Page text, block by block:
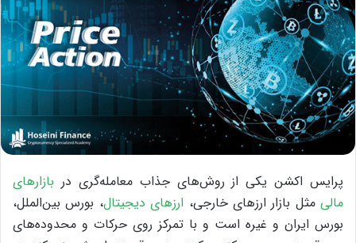
پرایس اکشن یکی از روش‌های جذاب معامله‌گری در بازارهای
مالی مثل بازار ارزهای خارجی، ارزهای دیجیتال، بورس بین‌الملل،‌
بورس ایران و غیره است و با تمرکز روی حرکات و محدوده‌های